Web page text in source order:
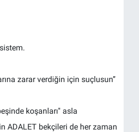
zarar verdiğin için suçlusun”
koşanları'' asla
ADALET bekçileri de her zaman